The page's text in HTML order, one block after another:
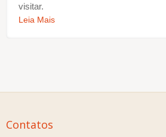
visitar.
Leia Mais
Contatos